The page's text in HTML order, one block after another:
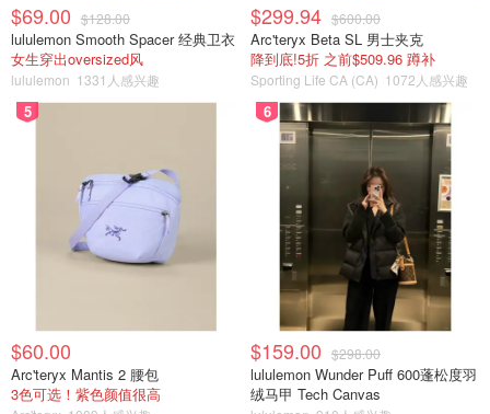
$69.00 $128.00
lululemon Smooth Spacer 经典卫衣
女生穿出oversized风
lululemon 1331人感兴趣
$299.94 $600.00
Arc'teryx Beta SL 男士夹克
降到底!5折 之前$509.96 蹲补
Sporting Life CA (CA) 1072人感兴趣
5
$60.00
Arc'teryx Mantis 2 腰包
3色可选！紫色颜值很高
6
$159.00 $298.00
lululemon Wunder Puff 600蓬松度羽
绒马甲 Tech Canvas